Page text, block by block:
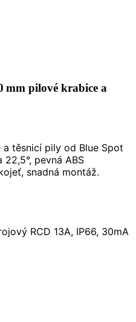
mm pilové krabice a
těsnicí pily od Blue Spot
22,5°, pevná ABS
snadná montáž.
RCD 13A, IP66, 30mA